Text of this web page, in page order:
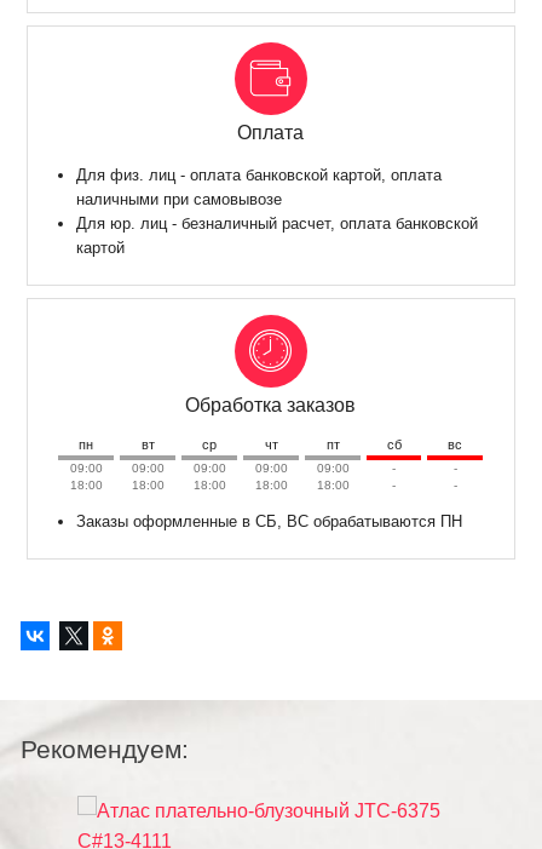
Оплата
Для физ. лиц - оплата банковской картой, оплата
наличными при самовывозе
Для юр. лиц - безналичный расчет, оплата банковской
картой
Обработка заказов
пн вт ср чт пт сб вс
09:00
18:00
09:00
18:00
09:00
18:00
09:00
18:00
09:00
18:00
-
-
-
-
Заказы оформленные в СБ, ВС обрабатываются ПН
Рекомендуем: